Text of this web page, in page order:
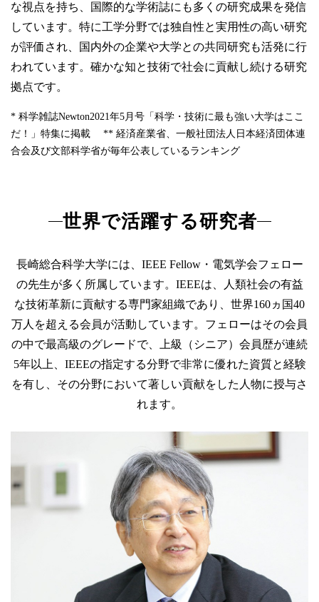
学生・教職員の方
お問い合わせ
このサイトについて
プライバシーポリシー
お問い合わせフォーム
閉じる
な視点を持ち、国際的な学術誌にも多くの研究成果を発信
しています。特に工学分野では独自性と実用性の高い研究
が評価され、国内外の企業や大学との共同研究も活発に行
われています。確かな知と技術で社会に貢献し続ける研究
拠点です。
* 科学雑誌Newton2021年5月号「科学・技術に最も強い大学はここ
だ！」特集に掲載 ** 経済産業省、一般社団法人日本経済団体連
合会及び文部科学省が毎年公表しているランキング
世界で活躍する研究者
長崎総合科学大学には、IEEE Fellow・電気学会フェロー
の先生が多く所属しています。IEEEは、人類社会の有益
な技術革新に貢献する専門家組織であり、世界160ヵ国40
万人を超える会員が活動しています。フェローはその会員
の中で最高級のグレードで、上級（シニア）会員歴が連続
5年以上、IEEEの指定する分野で非常に優れた資質と経験
を有し、その分野において著しい貢献をした人物に授与さ
れます。